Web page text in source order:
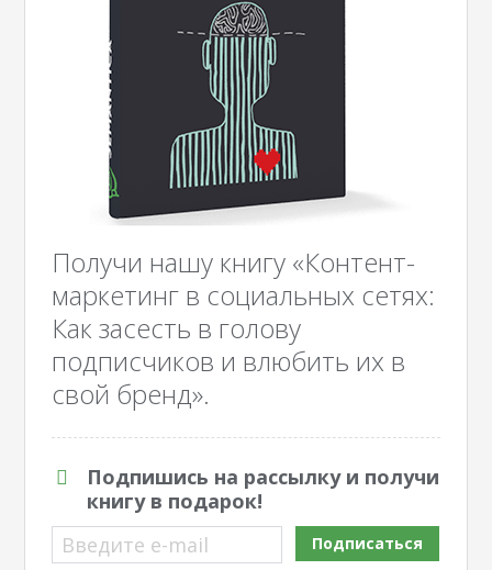
Получи нашу книгу «Контент-
маркетинг в социальных сетях:
Как засесть в голову
подписчиков и влюбить их в
свой бренд».
Подпишись на рассылку и получи
книгу в подарок!
Введите e-mail
Подписаться